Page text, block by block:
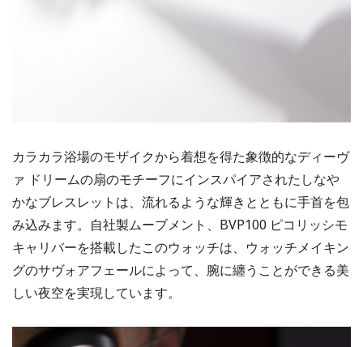
カラカラ浴場のモザイクから着想を得た象徴的なディーヴ
ァ ドリームの扇のモチーフにインスパイアされたしなや
かなブレスレットは、流れるような輝きとともに手首を包
み込みます。自社製ムーブメント、BVP100 ピコリッシモ
キャリバーを搭載したこのウォッチは、ウォッチメイキン
グのサヴォアフェールによって、腕に纏うことができる美
しい夜空を実現しています。